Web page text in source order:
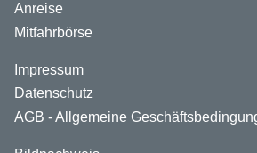
Anreise
Mitfahrbörse
Impressum
Datenschutz
AGB - Allgemeine